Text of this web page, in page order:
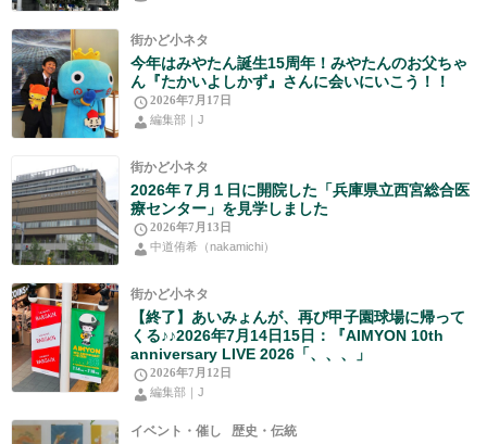
街かど小ネタ
今年はみやたん誕生15周年！みやたんのお父ちゃ
ん『たかいよしかず』さんに会いにいこう！！
2026年7月17日
編集部｜J
街かど小ネタ
2026年７月１日に開院した「兵庫県立西宮総合医
療センター」を見学しました
2026年7月13日
中道侑希（nakamichi）
街かど小ネタ
【終了】あいみょんが、再び甲子園球場に帰って
くる♪♪2026年7月14日15日：『AIMYON 10th
anniversary LIVE 2026「、、、」
2026年7月12日
編集部｜J
イベント・催し 歴史・伝統